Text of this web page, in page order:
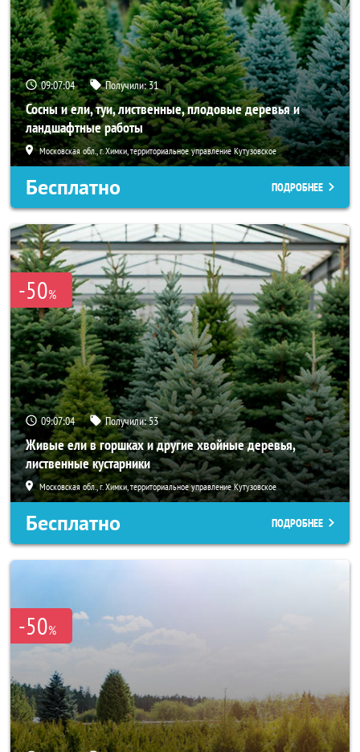
09:07:03 Получили:31
Сосны и ели, туи, лиственные, плодовые деревья и
ландшафтные работы
Московская обл., г. Химки, территориальное управление Кутузовское
Бесплатно ПОДРОБНЕЕ
-50%
09:07:03 Получили:53
Живые ели в горшках и другие хвойные деревья,
лиственные кустарники
Московская обл., г. Химки, территориальное управление Кутузовское
Бесплатно ПОДРОБНЕЕ
-50%